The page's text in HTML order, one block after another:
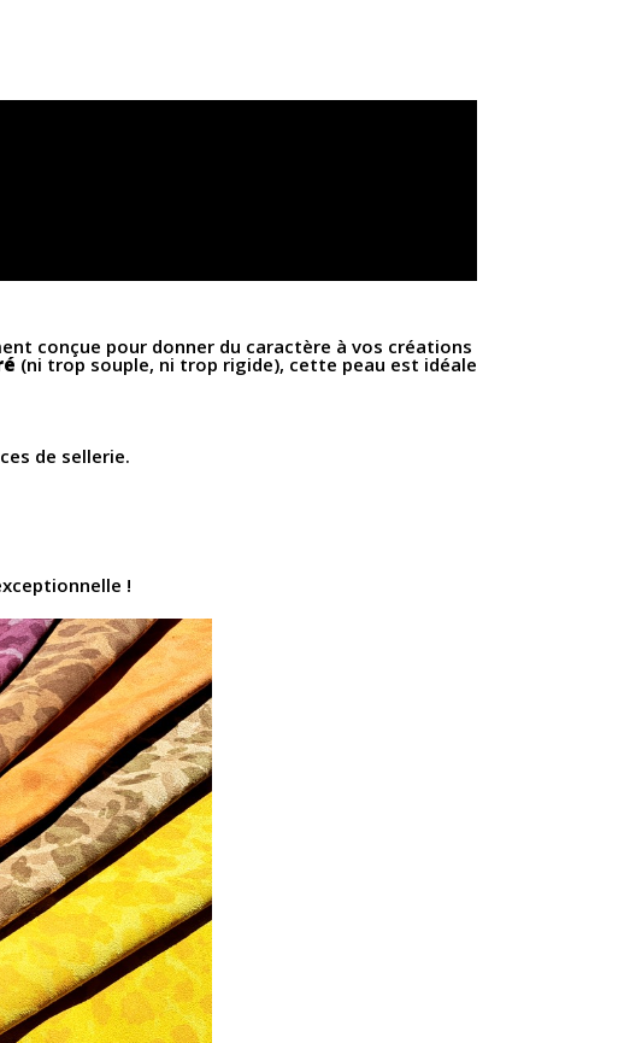
conçue pour donner du caractère à vos créations
(ni trop souple, ni trop rigide), cette peau est idéale
de sellerie.
!